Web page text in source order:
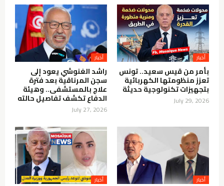
أخبار
بأمر من قيس سعيد.. تونس
تعزز منظومتها الكهربائية
بتجهيزات تكنولوجية حديثة
July 29, 2026
أخبار
راشد الغنوشي يعود إلى
سجن المرناقية بعد فترة
علاج بالمستشفى.. وهيئة
الدفاع تكشف تفاصيل حالته
July 27, 2026
أخبار أخبار